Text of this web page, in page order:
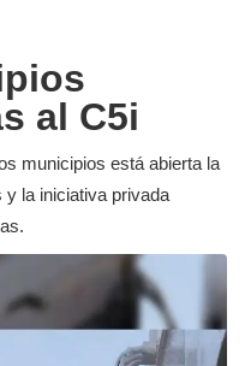
al C5i
municipios está abierta la
y la iniciativa privada